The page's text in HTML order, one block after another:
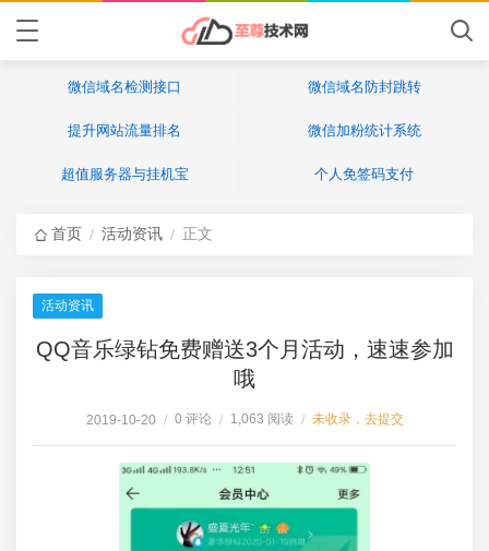
微信域名检测接口 微信域名防封跳转
提升网站流量排名 微信加粉统计系统
超值服务器与挂机宝 个人免签码支付
首页 / 活动资讯 / 正文
活动资讯
QQ音乐绿钻免费赠送3个月活动，速速参加
哦
2019-10-20 / 0 评论 / 1,063 阅读 / 未收录，去提交